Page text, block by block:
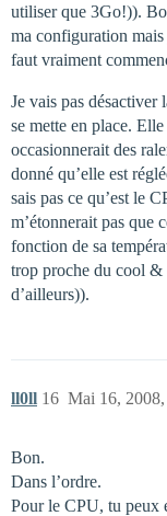
utiliser que 3Go!)).
ma configuration
faut vraiment
Je vais pas désactiver
se mette en place.
occasionnerait des
donné qu’elle est
sais pas ce qu’est le
m’étonnerait pas que
fonction de sa
trop proche du cool &
d’ailleurs)).
ll0ll Mai 16, 2008,
16
Bon.
Dans l’ordre.
Pour le CPU, tu peux